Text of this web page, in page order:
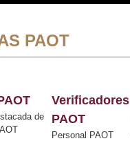
PAOT
de
Verificadores
PAOT
Personal PAOT